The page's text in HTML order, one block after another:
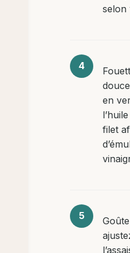
selon
en
filet